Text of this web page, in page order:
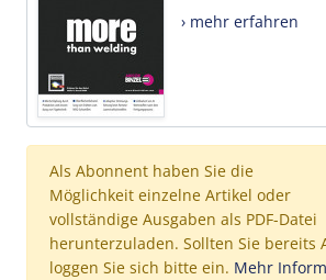
› mehr erfahren
Als Abonnent haben Sie die
Möglichkeit einzelne Artikel oder
vollständige Ausgaben als PDF-Datei
herunterzuladen. Sollten Sie bereits
loggen Sie sich bitte ein. Mehr